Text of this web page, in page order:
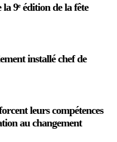
9ᵉ édition de la fête
installé chef de
leurs compétences
au changement